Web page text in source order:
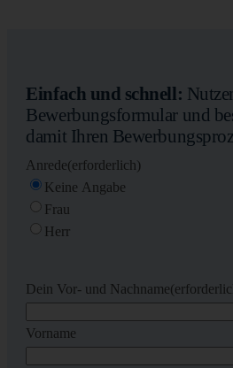
Einfach und schnell:
Bewerbungsformular und
damit Ihren
Anrede(erforderlich)
Keine Angabe
Frau
Herr
Dein Vor- und Nachname
Vorname